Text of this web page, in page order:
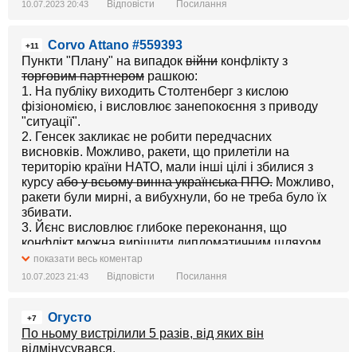
10.07.2023 20:43 Відповісти Посилання
+11
Cоrvо Аttаnо #559393
Пункти "Плану" на випадок війни конфлікту з
торговим партнером рашкою:
1. На публіку виходить Столтенберг з кислою
фізіономією, і висловлює занепокоєння з приводу
"ситуації".
2. Генсек закликає не робити передчасних
висновків. Можливо, ракети, що прилетіли на
територію країни НАТО, мали інші цілі і збилися з
курсу або у всьому винна українська ППО. Можливо,
ракети були мирні, а вибухнули, бо не треба було їх
збивати.
3. Йєнс висловлює глибоке переконання, що
конфлікт можна вирішити дипломатичним шляхом
за столом переговорів. Категорично засуджує
підняту по тривозі бойову авіацію НАТО, називає це
показати весь коментар
10.07.2023 21:43 Відповісти Посилання
+7
Огусто
По ньому вистрілили 5 разів, від яких він
відмінусувався.